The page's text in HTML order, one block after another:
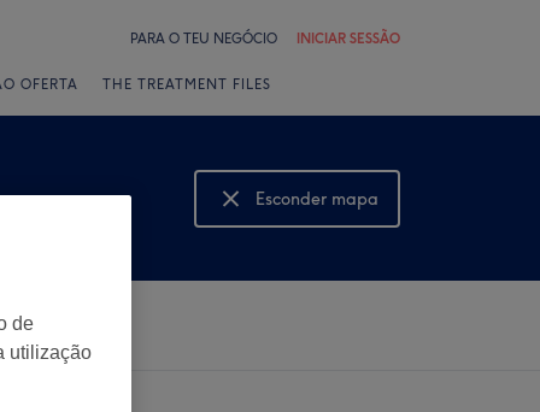
PARA O TEU NEGÓCIO INICIAR SESSÃO
OFERTA THE TREATMENT FILES
Esconder mapa
Mostrar mapa
de
utilização